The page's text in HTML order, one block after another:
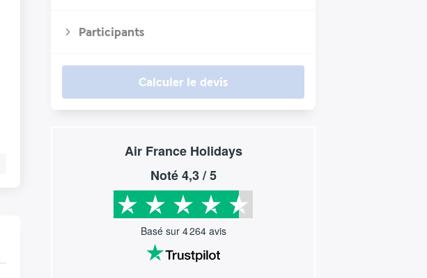
Participants
Calculer le devis
Air France Holidays
Noté4,3/ 5
Basé sur 4 264avis